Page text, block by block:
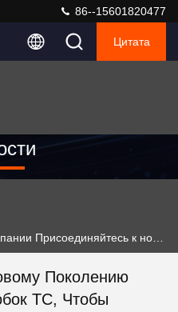
86--15601820477
Цитата
Поколению
TC, Чтобы